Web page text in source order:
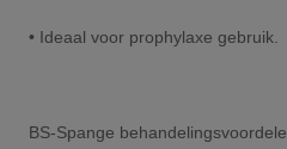
• Ideaal voor prophylaxe gebruik.
BS-Spange